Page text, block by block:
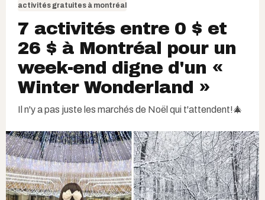
activités gratuites à montréal
7 activités entre 0 $ et
26 $ à Montréal pour un
week-end digne d'un «
Winter Wonderland »
Il n'y a pas juste les marchés de Noël qui t'attendent!🎄